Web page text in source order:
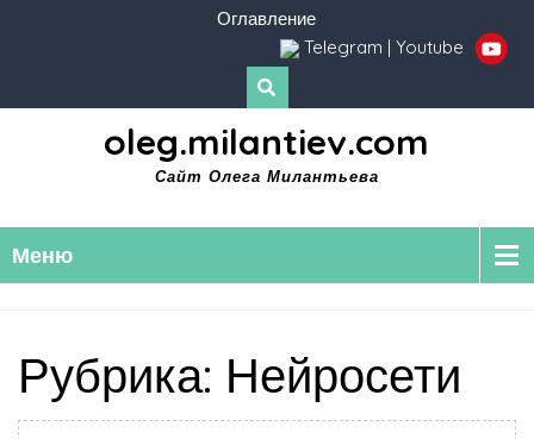
Оглавление
Telegram | Youtube
oleg.milantiev.com
Сайт Олега Милантьева
Меню
Рубрика: Нейросети